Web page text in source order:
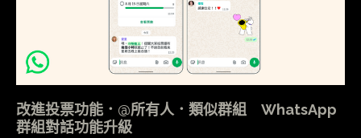
改進投票功能．@所有人．類似群組 WhatsApp
群組對話功能升級